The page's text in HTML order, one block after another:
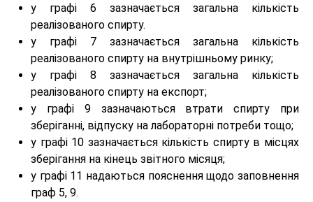
у графі 6 зазначається загальна кількість
реалізованого спирту.
у графі 7 зазначається загальна кількість
реалізованого спирту на внутрішньому ринку;
у графі 8 зазначається загальна кількість
реалізованого спирту на експорт;
у графі 9 зазначаються втрати спирту при
зберіганні, відпуску на лабораторні потреби тощо;
у графі 10 зазначається кількість спирту в місцях
зберігання на кінець звітного місяця;
у графі 11 надаються пояснення щодо заповнення
граф 5, 9.